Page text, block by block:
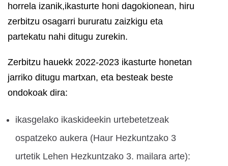
horrela izanik,ikasturte honi dagokionean, hiru
zerbitzu osagarri bururatu zaizkigu eta
partekatu nahi ditugu zurekin.
Zerbitzu hauekk 2022-2023 ikasturte honetan
jarriko ditugu martxan, eta besteak beste
ondokoak dira:
ikasgelako ikaskideekin urtebetetzeak
ospatzeko aukera (Haur Hezkuntzako 3
urtetik Lehen Hezkuntzako 3. mailara arte):